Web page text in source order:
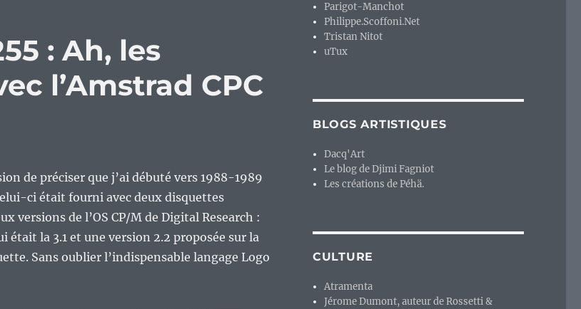
: Ah, les
l’Amstrad CPC
de préciser que j’ai débuté vers 1988-1989
ci était fourni avec deux disquettes
versions de l’OS CP/M de Digital Research :
était la 3.1 et une version 2.2 proposée sur la
Sans oublier l’indispensable langage Logo
Parigot-Manchot
Philippe.Scoffoni.Net
Tristan Nitot
uTux
BLOGS ARTISTIQUES
Dacq'Art
Le blog de Djimi Fagniot
Les créations de Péhä.
CULTURE
Atramenta
Jérome Dumont, auteur de Rossetti &